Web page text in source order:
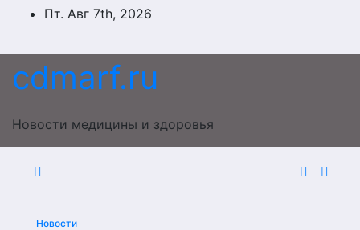
ПерейтиПт. Авг 7th, 2026
cdmarf.ru
Новости медицины и здоровья
Новости